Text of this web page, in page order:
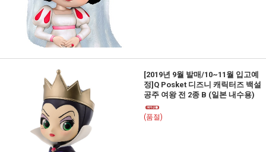
[2019년 9월 발매/10~11월 입고예
정]Q Posket 디즈니 캐릭터즈 백설
공주 여왕 전 2종 B (일본 내수용)
(품절)